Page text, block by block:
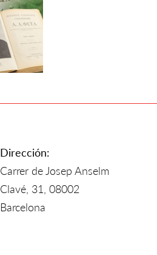
Dirección:
Carrer de Josep Anselm
Clavé, 31, 08002
Barcelona